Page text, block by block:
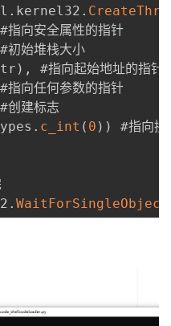
. kernel32 .
#指向安全属性的指针
#初始堆栈大小
) ,
#指向起始地址的指针
#指向任何参数的指针
#创建标志
. c_int ( 0 ) )
. WaitForSingleObject